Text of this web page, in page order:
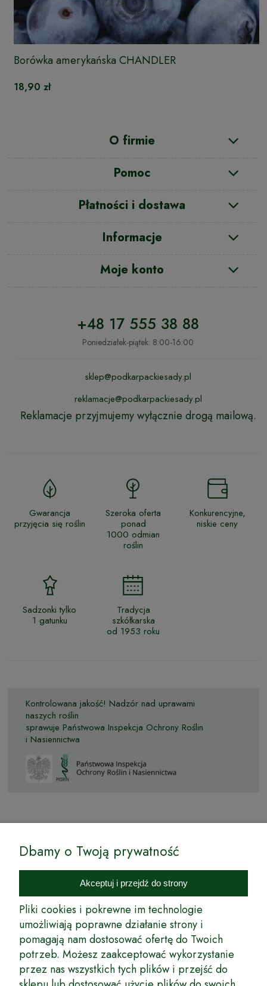
Borówka amerykańska CHANDLER
18,90 zł
O firmie
Pomoc
Płatności i dostawa
Informacje
Moje konto
+48 17 555 38 88
Poniedziałek-piątek: 8:00-16:00
sklep@podkarpackiesady.pl
reklamacje@podkarpackiesady.pl
Reklamacje przyjmujemy wyłącznie drogą mailową.
Gwarancja
przyjęcia się roślin
Szeroka oferta
ponad
1000 odmian
roślin
Konkurencyjne,
niskie ceny
Sadzonki tylko
1 gatunku
Tradycja
szkółkarska
od 1953 roku
Kontrolowana jakość! Nadzór nad uprawami
naszych roślin
sprawuje Państwowa Inspekcja Ochrony Roślin
i Nasiennictwa
Internetowy Sklep Ogrodniczy Podkarpackie Sady to inicjatywa
podkarpackich szkółkarzy, której zamierzeniem jest wprowadzenie na
rynek wysokiej jakości drzewek owocowych, drzewek ozdobnych oraz
innych produktów pozwalających na uprawianie zarówno małych, jak
i dużych sadów oraz ogrodów.
Wspólnie stworzyliśmy dla Państwa kompleksową ofertę - wspaniałe
produkty, dary ziemi ze szkółek drzewek ozdobnych i owocowych,
których tradycje sięgają roku 1953. Drzewka produkowane są
z najwyższą starannością przez trzecie pokolenie plantatorów.
Dbamy o Twoją prywatność
Akceptuj i przejdź do strony
Pliki cookies i pokrewne im technologie
umożliwiają poprawne działanie strony i
pomagają nam dostosować ofertę do Twoich
potrzeb. Możesz zaakceptować wykorzystanie
przez nas wszystkich tych plików i przejść do